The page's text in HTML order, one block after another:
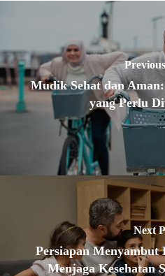
Mudik Sehat dan
yang Perlu
Next
Persiapan
Menjaga Kesehatan